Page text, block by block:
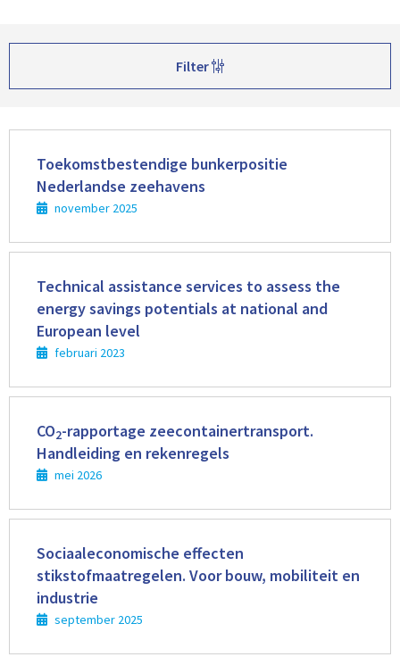
Filter
Toekomstbestendige bunkerpositie
Nederlandse zeehavens
november 2025
meer
Technical assistance services to assess the
energy savings potentials at national and
European level
februari 2023
meer
CO2-rapportage zeecontainertransport.
Handleiding en rekenregels
mei 2026
meer
Sociaaleconomische effecten
stikstofmaatregelen. Voor bouw, mobiliteit en
industrie
september 2025
meer